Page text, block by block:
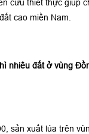
cứu thiết thực giúp
cao miền Nam.
nhiêu đất ở vùng
sản xuất lúa trên